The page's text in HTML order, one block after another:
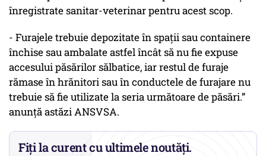
înregistrate sanitar-veterinar pentru acest scop.
- Furajele trebuie depozitate în spații sau containere
închise sau ambalate astfel încât să nu fie expuse
accesului păsărilor sălbatice, iar restul de furaje
rămase în hrănitori sau în conductele de furajare nu
trebuie să fie utilizate la seria următoare de păsări.”
anunță astăzi ANSVSA.
Fiți la curent cu ultimele noutăți.